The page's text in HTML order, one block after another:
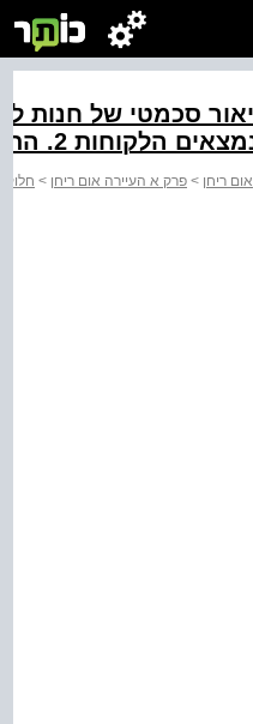
‭.2‬ התיבה ‭.3‬ המוכר ‭.4‬ המבוי
אום ריחן > פרק א העיירה אום ריחן >